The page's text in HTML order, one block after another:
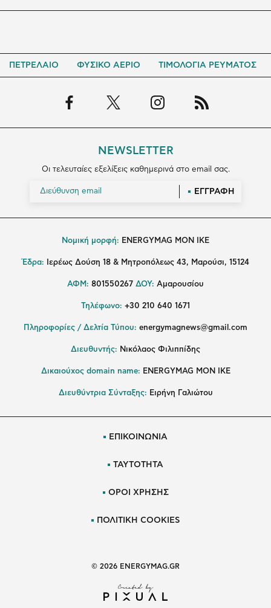
ΠΕΤΡΕΛΑΙΟ ΦΥΣΙΚΟ ΑΕΡΙΟ ΤΙΜΟΛΟΓΙΑ ΡΕΥΜΑΤΟΣ
NEWSLETTER
Οι τελευταίες εξελίξεις καθημερινά στο email σας.
ΕΓΓΡΑΦΗ
Νομική μορφή: ENERGYMAG MON IKE
Έδρα: Ιερέως Δούση 18 & Μητροπόλεως 43, Μαρούσι, 15124
ΑΦΜ: 801550267 ΔΟΥ: Αμαρουσίου
Τηλέφωνο: +30 210 640 1671
Πληροφορίες / Δελτία Τύπου: energymagnews@gmail.com
Διευθυντής: Νικόλαος Φιλιππίδης
Δικαιούχος domain name: ENERGYMAG ΜΟΝ ΙΚΕ
Διευθύντρια Σύνταξης: Ειρήνη Γαλιώτου
ΕΠΙΚΟΙΝΩΝΙΑ
ΤΑΥΤΟΤΗΤΑ
ΟΡΟΙ ΧΡΗΣΗΣ
ΠΟΛΙΤΙΚΗ COOKIES
© 2026 ENERGYMAG.GR